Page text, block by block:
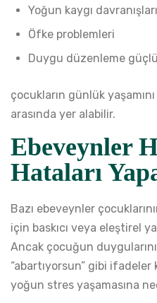
Yoğun kaygı davranışları
Öfke problemleri
Duygu düzenleme
çocukların günlük
arasında yer alabilir.
Ebeveynler
Hataları
Bazı ebeveynler
için baskıcı veya eleştirel
Ancak çocuğun
“abartıyorsun” gibi
yoğun stres yaşamasına